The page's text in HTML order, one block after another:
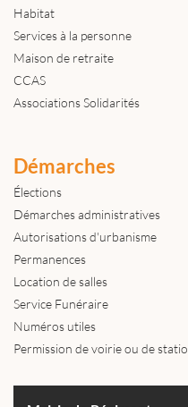
Habitat
Services à la personne
Maison de retraite
CCAS
Associations Solidarités
Démarches
Élections
Démarches administratives
Autorisations d'urbanisme
Permanences
Location de salles
Service Funéraire
Numéros utiles
Permission de voirie ou de